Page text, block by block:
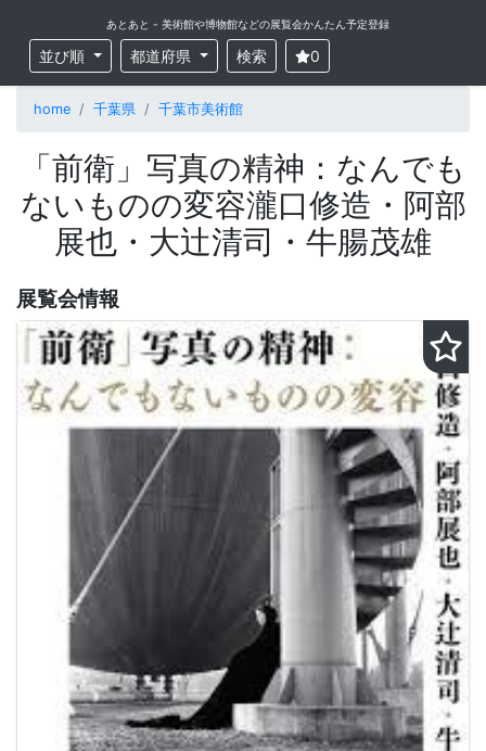
あとあと - 美術館や博物館などの展覧会かんたん予定登録
並び順 都道府県 検索 0
home 千葉県 千葉市美術館
「前衛」写真の精神：なんでも
ないものの変容瀧口修造・阿部
展也・大辻清司・牛腸茂雄
展覧会情報